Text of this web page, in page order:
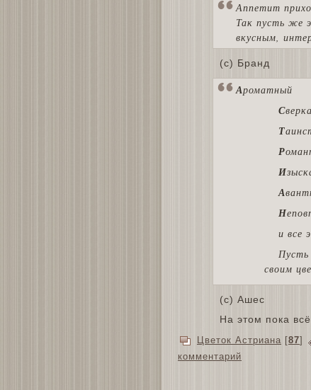
Аппетит
Так пусть же
вкусным,
(с) Бранд
Ароматный
С
Т
Р
И
А
Н
и все
своим
(с) Ашес
На этом пока
Цветок Астриана [87]
комментарий